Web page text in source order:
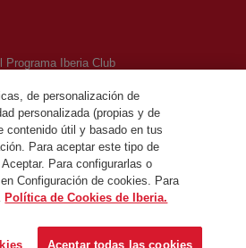
Programa Iberia Club
personales
los derechos reservados.
de personalización de
personalizada (propias y de
contenido útil y basado en tus
Para aceptar este tipo de
Para configurarlas o
Configuración de cookies. Para
Política de Cookies de Iberia.
Aceptar todas las cookies